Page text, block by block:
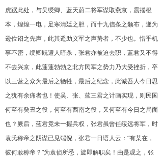
虎踞此处，与吴绶卿、蓝天蔚二将军谋取燕京，震摇根
本，煌煌一电，足寒清廷之胆，而十九信条之颁布，遂为
逊位诏之先声，此其遥助义军之声势者，不少也。惜乎机
事不密，绶卿既遭人暗杀，张君亦被迫去职，蓝君又不得
不去兴京，此蓬蓬勃勃之北方民军之势力乃大受挫折，卒
以三营之众为最后之牺牲，最后之纪念，此诚吾人今日思
之犹有余痛者也！使吴、张、蓝三君之计画实现，则民国
何至有癸丑之役，何至有西南之役，又何至有今日之局面
也？厥后，蓝君竟未一握兵权，张君虽曾任绥远将军，时
袁氏称帝之阴谋已见端倪，张君一日语人云：“有某在，
彼何敢称帝？”为袁侦所悉，旋即解职矣！由是观之，张